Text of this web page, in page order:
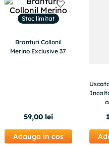
Stoc limitat
Branturi Collonil
Merino Exclusive 37
59,00 lei
Adauga in cos